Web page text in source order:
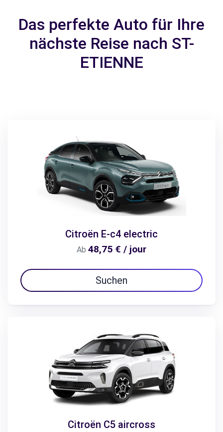
Das perfekte Auto für Ihre
nächste Reise nach ST-
ETIENNE
Citroën E-c4 electric
Ab 48,75 € / jour
Suchen
Citroën C5 aircross